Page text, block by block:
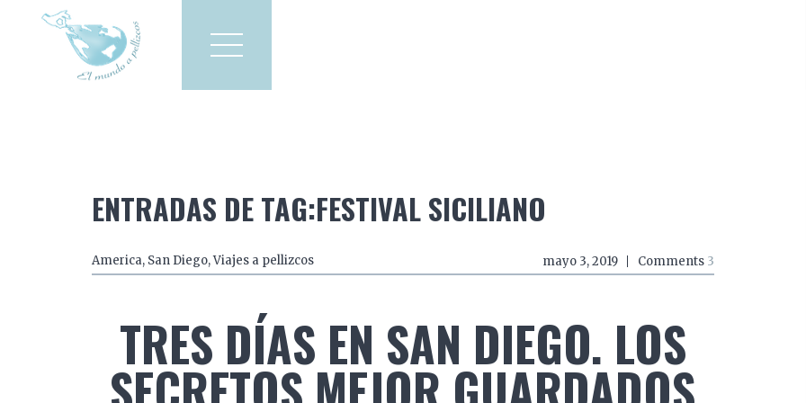
Viajes a pellizcos
ENTRADAS DE TAG:FESTIVAL SICILIANO
America, San Diego,Viajes a pellizcos mayo 3, 2019 Comments 3
TRES DÍAS EN SAN DIEGO. LOS